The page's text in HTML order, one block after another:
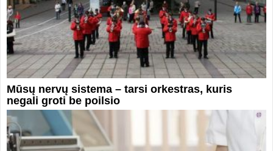
Mūsų nervų sistema – tarsi orkestras, kuris
negali groti be poilsio